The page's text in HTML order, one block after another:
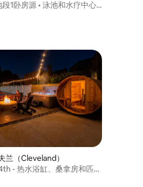
1卧房源 • 泳池和水疗中心 •
），共 68 条评价
兰（Cleveland）
- 热水浴缸、桑拿房和匹克